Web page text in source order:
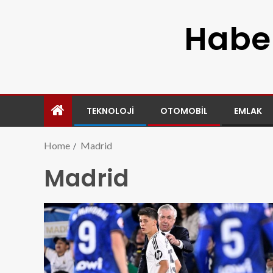
TEKNOLOJI OTOMOBIL EMLAK
Home Madrid
Madrid